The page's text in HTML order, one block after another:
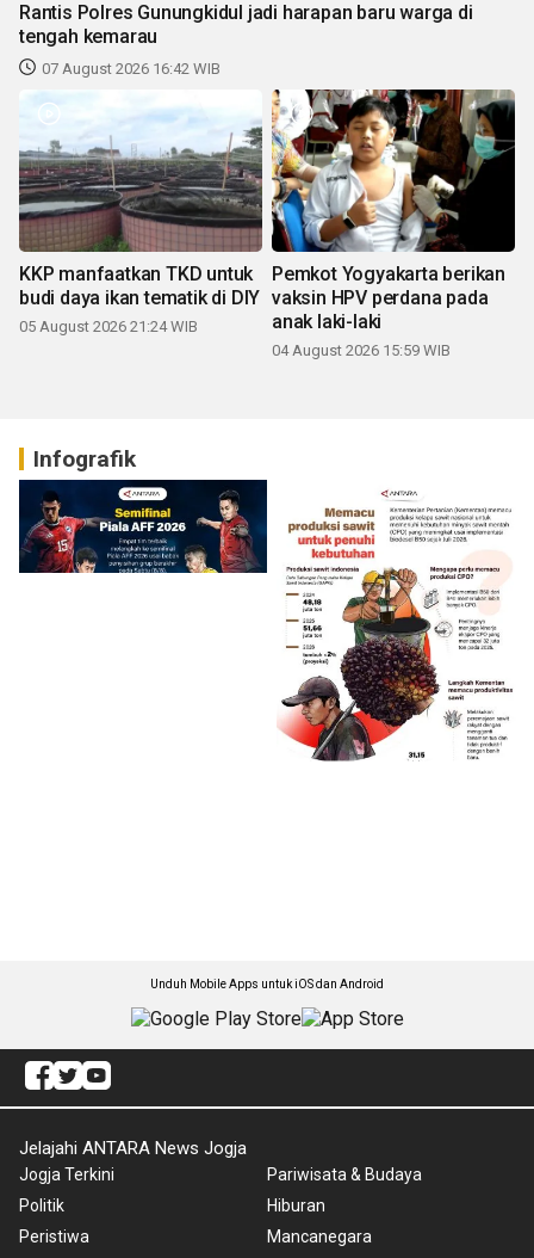
Rantis Polres Gunungkidul jadi harapan baru warga di
tengah kemarau
07 August 2026 16:42 WIB
KKP manfaatkan TKD untuk
budi daya ikan tematik di DIY
05 August 2026 21:24 WIB
Pemkot Yogyakarta berikan
vaksin HPV perdana pada
anak laki-laki
04 August 2026 15:59 WIB
Infografik
Unduh Mobile Apps untuk iOS dan Android
Jelajahi ANTARA News Jogja
Jogja Terkini
Politik
Peristiwa
Pariwisata & Budaya
Hiburan
Mancanegara